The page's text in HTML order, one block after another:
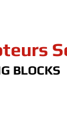
BLOCKS